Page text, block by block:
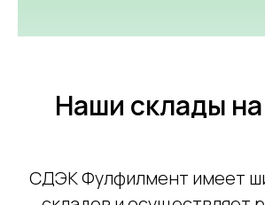
Наши склады
СДЭК Фулфилмент имеет